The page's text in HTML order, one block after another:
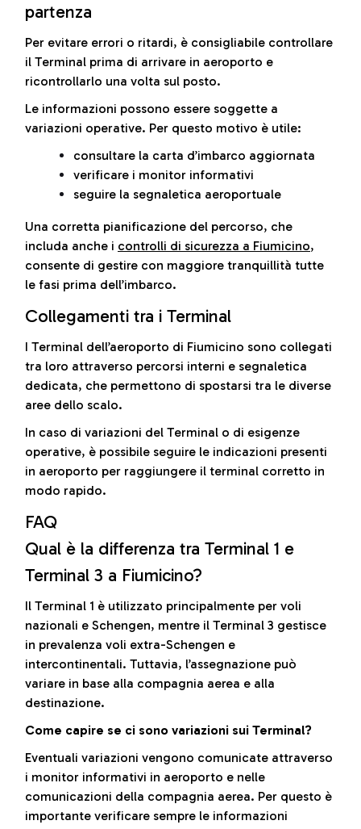
partenza
Per evitare errori o ritardi, è consigliabile controllare
il Terminal prima di arrivare in aeroporto e
ricontrollarlo una volta sul posto.
Le informazioni possono essere soggette a
variazioni operative. Per questo motivo è utile:
consultare la carta d’imbarco aggiornata
verificare i monitor informativi
seguire la segnaletica aeroportuale
Una corretta pianificazione del percorso, che
includa anche i controlli di sicurezza a Fiumicino,
consente di gestire con maggiore tranquillità tutte
le fasi prima dell’imbarco.
Collegamenti tra i Terminal
I Terminal dell’aeroporto di Fiumicino sono collegati
tra loro attraverso percorsi interni e segnaletica
dedicata, che permettono di spostarsi tra le diverse
aree dello scalo.
In caso di variazioni del Terminal o di esigenze
operative, è possibile seguire le indicazioni presenti
in aeroporto per raggiungere il terminal corretto in
modo rapido.
FAQ
Qual è la differenza tra Terminal 1 e
Terminal 3 a Fiumicino?
Il Terminal 1 è utilizzato principalmente per voli
nazionali e Schengen, mentre il Terminal 3 gestisce
in prevalenza voli extra-Schengen e
intercontinentali. Tuttavia, l’assegnazione può
variare in base alla compagnia aerea e alla
destinazione.
Come capire se ci sono variazioni sui Terminal?
Eventuali variazioni vengono comunicate attraverso
i monitor informativi in aeroporto e nelle
comunicazioni della compagnia aerea. Per questo è
importante verificare sempre le informazioni